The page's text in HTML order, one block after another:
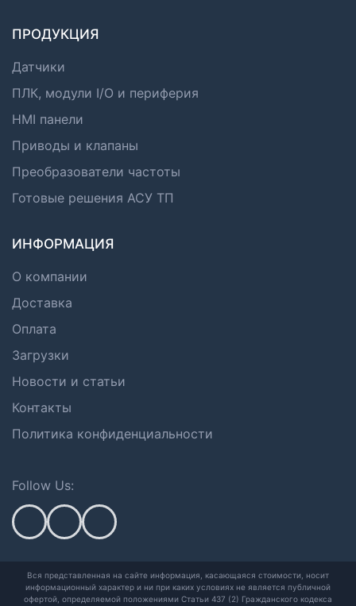
ПРОДУКЦИЯ
Датчики
ПЛК, модули I/O и периферия
HMI панели
Приводы и клапаны
Преобразователи частоты
Готовые решения АСУ ТП
ИНФОРМАЦИЯ
О компании
Доставка
Оплата
Загрузки
Новости и статьи
Контакты
Политика конфиденциальности
Follow Us:
Вся представленная на сайте информация, касающаяся стоимости, носит
информационный характер и ни при каких условиях не является публичной
офертой, определяемой положениями Статьи 437 (2) Гражданского кодекса